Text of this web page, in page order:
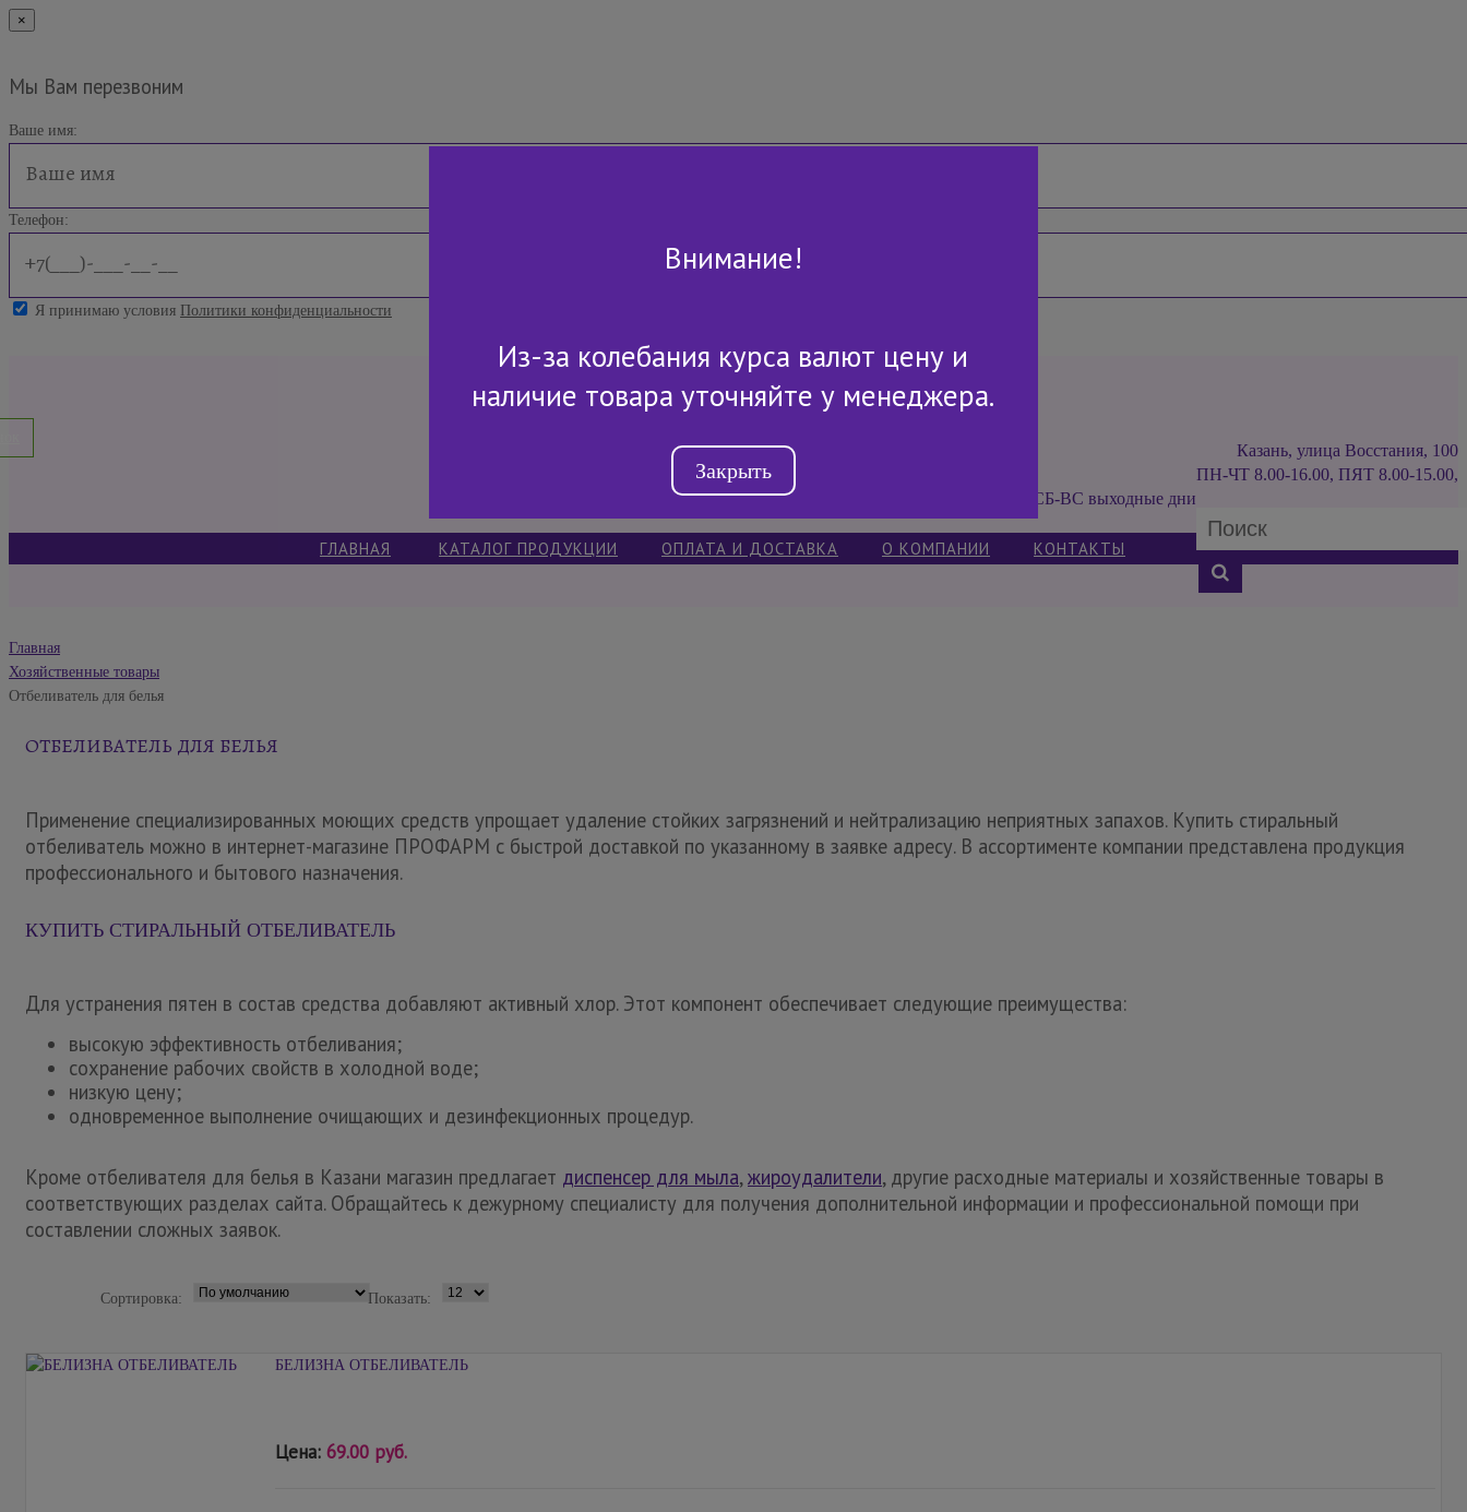
×
Мы Вам перезвоним
Ваше имя:
Телефон:
Я принимаю условия Политики конфиденциальности
+7 (843) 2-507-607
Казань, улица Восстания, 100
ПН-ЧТ 8.00-16.00, ПЯТ 8.00-15.00,
СБ-ВС выходные дни
ГЛАВНАЯ КАТАЛОГ ПРОДУКЦИИ ОПЛАТА И ДОСТАВКА О КОМПАНИИ КОНТАКТЫ
Главная
Хозяйственные товары
Отбеливатель для белья
ОТБЕЛИВАТЕЛЬ ДЛЯ БЕЛЬЯ
Применение специализированных моющих средств упрощает удаление стойких загрязнений и нейтрализацию неприятных запахов. Купить стиральный
отбеливатель можно в интернет-магазине ПРОФАРМ с быстрой доставкой по указанному в заявке адресу. В ассортименте компании представлена продукция
профессионального и бытового назначения.
КУПИТЬ СТИРАЛЬНЫЙ ОТБЕЛИВАТЕЛЬ
Для устранения пятен в состав средства добавляют активный хлор. Этот компонент обеспечивает следующие преимущества:
высокую эффективность отбеливания;
сохранение рабочих свойств в холодной воде;
низкую цену;
одновременное выполнение очищающих и дезинфекционных процедур.
Кроме отбеливателя для белья в Казани магазин предлагает диспенсер для мыла, жироудалители, другие расходные материалы и хозяйственные товары в
соответствующих разделах сайта. Обращайтесь к дежурному специалисту для получения дополнительной информации и профессиональной помощи при
составлении сложных заявок.
Сортировка: Показать:
БЕЛИЗНА ОТБЕЛИВАТЕЛЬ
Цена: 69.00 руб.
Внимание!
Из-за колебания курса валют цену и
наличие товара уточняйте у менеджера.
Закрыть